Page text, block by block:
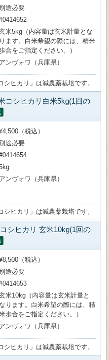
別途必要
米5kg（内容量は玄米計量とな
ります。白米希望の際には、精米
合をご指定ください。）
アンヴォワ（兵庫県）
ヒカリ」は減農薬栽培です。
シヒカリ白米5kg(1回の
（税込）
別途必要
アンヴォワ（兵庫県）
ヒカリ」は減農薬栽培です。
シヒカリ 玄米10kg(1回の
（税込）
別途必要
米10kg（内容量は玄米計量と
なります。白米希望の際には、精
歩合をご指定ください。）
アンヴォワ（兵庫県）
ヒカリ」は減農薬栽培です。